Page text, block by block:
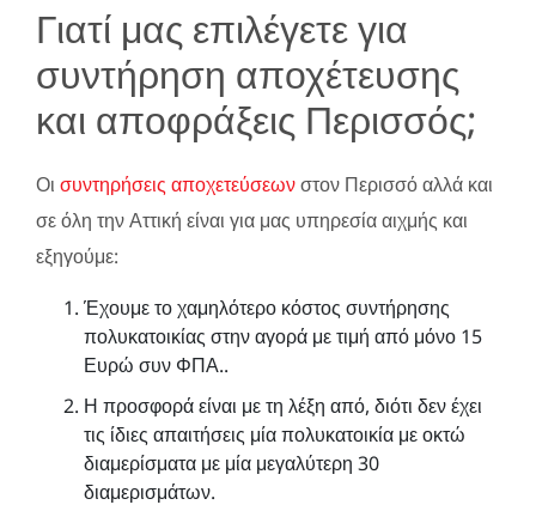
Γιατί μας επιλέγετε για
συντήρηση αποχέτευσης
και αποφράξεις Περισσός;
Οι συντηρήσεις αποχετεύσεωνστον Περισσό αλλά και
σε όλη την Αττική είναι για μας υπηρεσία αιχμής και
εξηγούμε:
Έχουμε το χαμηλότερο κόστος συντήρησης
πολυκατοικίας στην αγορά με τιμή από μόνο 15
Ευρώ συν ΦΠΑ..
Η προσφορά είναι με τη λέξη από, διότι δεν έχει
τις ίδιες απαιτήσεις μία πολυκατοικία με οκτώ
διαμερίσματα με μία μεγαλύτερη 30
διαμερισμάτων.